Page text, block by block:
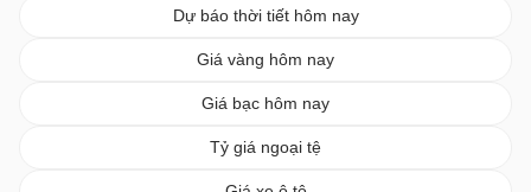
Dự báo thời tiết hôm nay
Giá vàng hôm nay
Giá bạc hôm nay
Tỷ giá ngoại tệ